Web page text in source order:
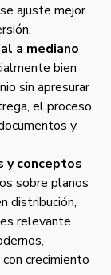
ajuste mejor
a mediano
bien
sin apresurar
el proceso
y
y conceptos
sobre planos
distribución,
relevante
crecimiento